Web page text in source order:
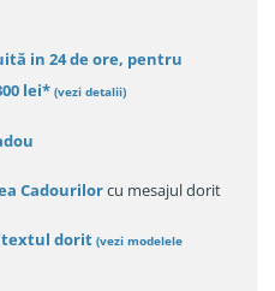
in 24 de ore, pentru
lei* (vezi detalii)
Cadourilorcu mesajul dorit
textul dorit (vezi modelele